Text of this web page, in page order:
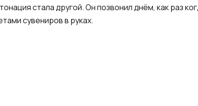
стала другой. Он позвонил днём, как раз
сувениров в руках.